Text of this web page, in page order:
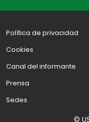
Política de privacidad
Cookies
Canal del informante
Prensa
Sedes
©